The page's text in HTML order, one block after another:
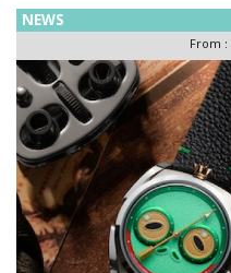
NEWS
From :